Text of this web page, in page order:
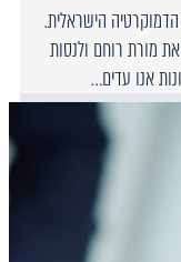
הישראלית.
מורת רוחם ולנסות
אנו עדים…